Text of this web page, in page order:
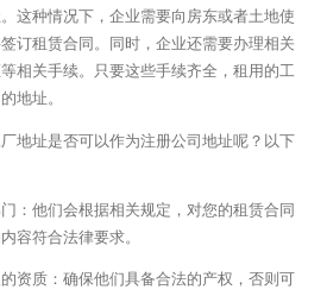
这种情况下，企业需要向房东或者土地使
订租赁合同。同时，企业还需要办理相关
相关手续。只要这些手续齐全，租用的工
地址。
地址是否可以作为注册公司地址呢？以下
：他们会根据相关规定，对您的租赁合同
容符合法律要求。
资质：确保他们具备合法的产权，否则可